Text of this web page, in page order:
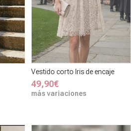
Vestido corto Iris de encaje
49,90€
más variaciones